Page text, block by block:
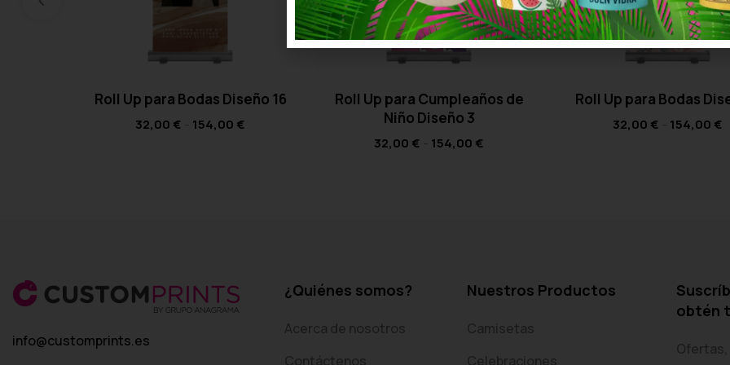
Roll Up para Bodas Diseño 16
32,00 € 154,00 €
Roll Up para Cumpleaños de
Niño Diseño 3
32,00 € 154,00 €
Roll Up para Bodas
32,00 € 154,00 €
info@customprints.es
¿Quiénes somos?
Acerca de nosotros
Contáctenos
Nuestros Productos
Camisetas
Celebraciones
obtén